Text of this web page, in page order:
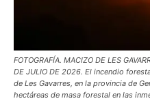
FOTOGRAFÍA. MACIZO DE LES
DE JULIO DE 2026. El incendio
de Les Gavarres, en la provincia de
hectáreas de masa forestal en las